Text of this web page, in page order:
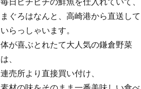
まぐろはなんと、高崎港から直送して
いらっしゃいます。
体が喜ぶとれたて大人気の鎌倉野菜
は、
連売所より直接買い付け、